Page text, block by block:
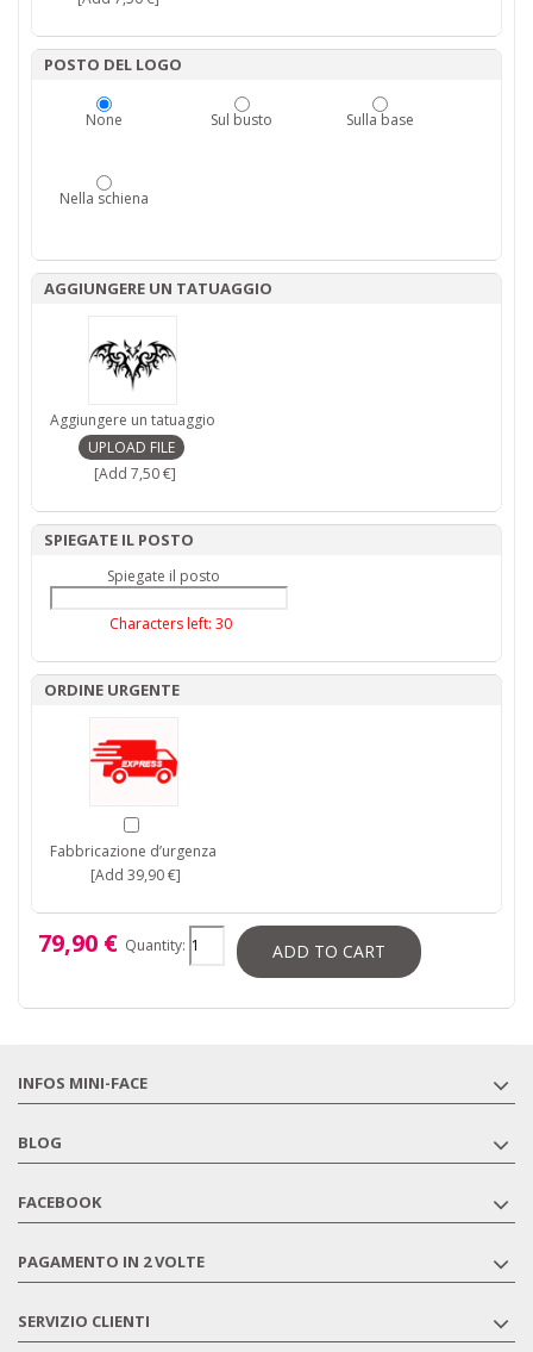
POSTO DEL LOGO
None Sul busto Sulla base
Nella schiena
AGGIUNGERE UN TATUAGGIO
Aggiungere un tatuaggio
[Add 7,50 €]
SPIEGATE IL POSTO
Spiegate il posto
Characters left: 30
ORDINE URGENTE
Fabbricazione d’urgenza
[Add 39,90 €]
79,90 € Quantity: ADD TO CART
INFOS MINI-FACE
BLOG
FACEBOOK
PAGAMENTO IN 2 VOLTE
SERVIZIO CLIENTI